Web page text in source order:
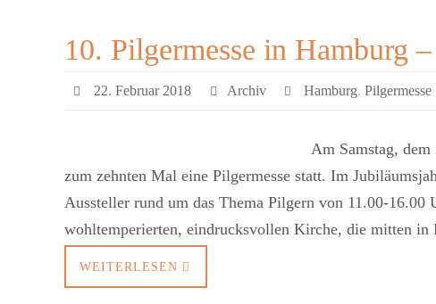
10. Pilgermesse in Hamburg
22. Februar 2018 Archiv Hamburg,Pilgermesse
Am Samstag,
zum zehnten Mal eine Pilgermesse statt. Im
Aussteller rund um das Thema Pilgern von 11.00-16.00
wohltemperierten, eindrucksvollen Kirche, die mitten
WEITERLESEN